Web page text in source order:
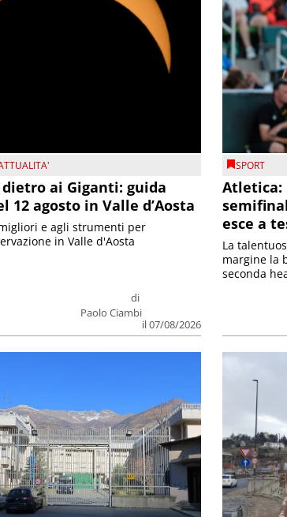
ai Giganti: guida
12 agosto in Valle d’Aosta
di
Paolo Ciambi
il 07/08/2026
e agli strumenti per
in Valle d'Aosta
SPORT
Atletica:
esce a
La
margine la
seconda